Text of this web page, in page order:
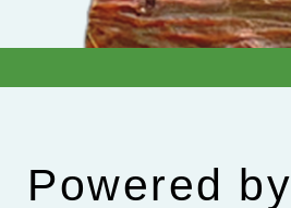
Powered by